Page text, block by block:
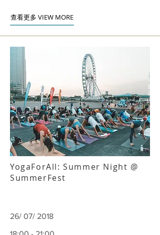
查看更多 VIEW MORE
YogaForAll: Summer Night @
SummerFest
26/ 07/ 2018